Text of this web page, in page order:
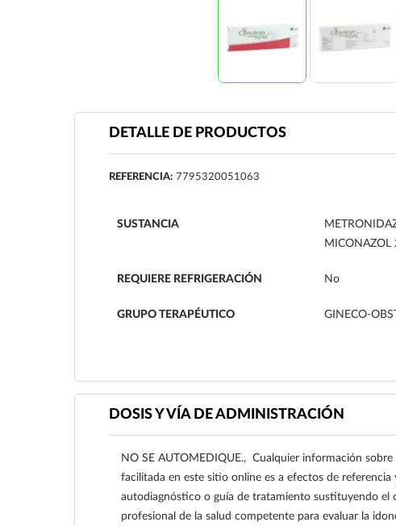
DETALLE DE PRODUCTOS
REFERENCIA: 7795320051063
SUSTANCIA
MICONAZOL
REQUIERE REFRIGERACIÓN No
GRUPO TERAPÉUTICO GINECO-
DOSIS Y VÍA DE ADMINISTRACIÓN
NO SE AUTOMEDIQUE., Cualquier información
facilitada en este sitio online es a efectos de referencia
autodiagnóstico o guía de tratamiento sustituyendo el
profesional de la salud competente para evaluar la